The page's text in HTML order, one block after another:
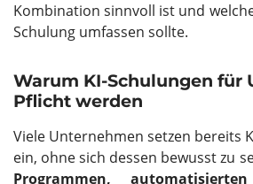
Kombination sinnvoll ist und
Schulung umfassen sollte.
Warum KI-Schulungen für
Pflicht werden
Viele Unternehmen setzen bereits
ein, ohne sich dessen bewusst zu
Programmen,